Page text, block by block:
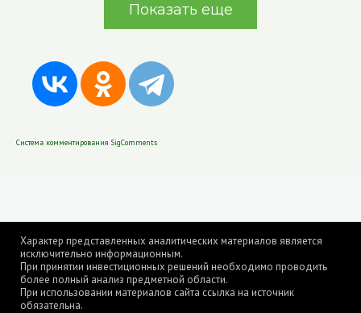
Показать еще
Система комментирования SigComments
Характер представленных аналитических материалов является
исключительно информационным.
При принятии инвестиционных решений необходимо проводить
более полный анализ предметной области.
При использовании материалов сайта ссылка на источник
обязательна.